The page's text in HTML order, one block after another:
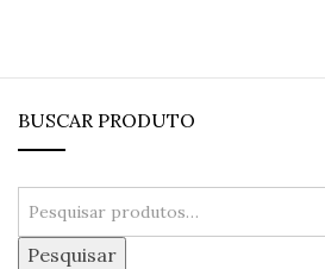
BUSCAR PRODUTO
Pesquisar